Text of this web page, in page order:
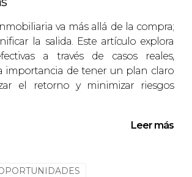
Inversión exitosa en un barrio
Cómo evitar errores comunes al
propiedades.
el retorno sobre inversión.
va más allá de la compra;
la salida. Este artículo explora
a través de casos reales,
importancia de tener un plan claro
el retorno y minimizar riesgos
Leer más